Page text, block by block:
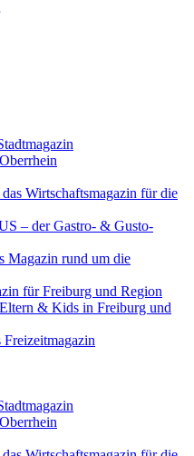
Wirtschaftsmagazin für die
– der Gastro- & Gusto-
Magazin rund um die
für Freiburg und Region
& Kids in Freiburg und